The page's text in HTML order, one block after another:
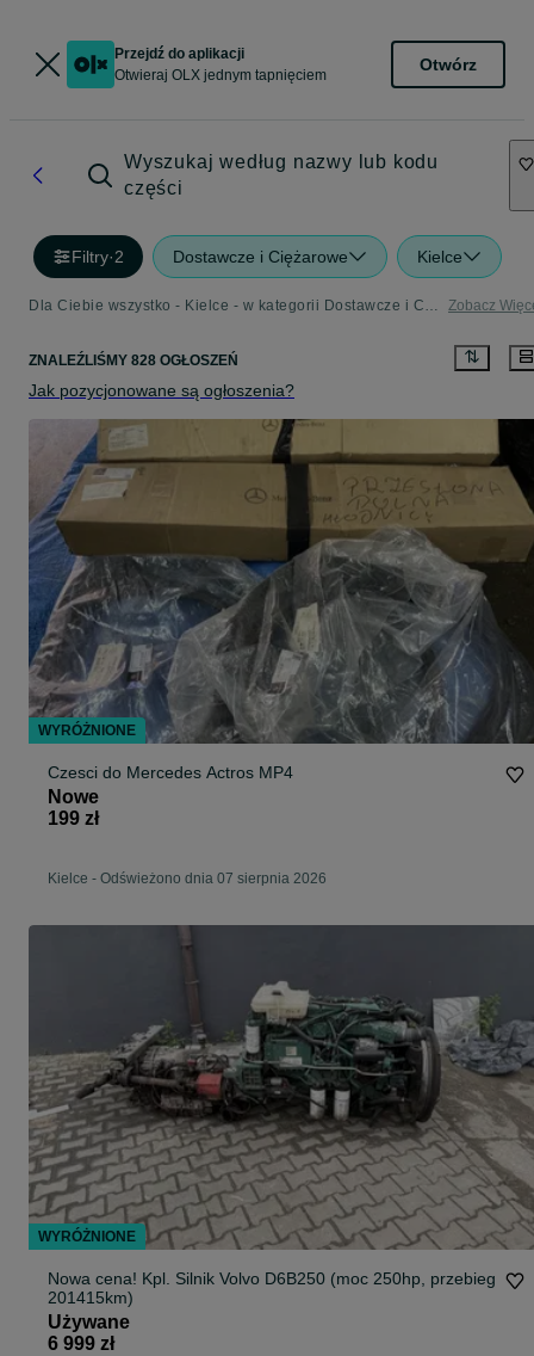
Przejdź do aplikacji
Otwieraj OLX jednym tapnięciem
Otwórz
Wyszukaj według nazwy lub kodu
części
Filtry·2 Dostawcze i Ciężarowe Kielce
Dla Ciebie wszystko - Kielce - w kategorii Dostawcze i Ciężarowe Zobacz
ZNALEŹLIŚMY 828 OGŁOSZEŃ
Jak pozycjonowane są ogłoszenia?
Czesci do Mercedes Actros MP4
Nowe
199 zł
Kielce - Odświeżono dnia 07 sierpnia 2026
Nowa cena! Kpl. Silnik Volvo D6B250 (moc 250hp, przebieg
201415km)
Używane
6 999 zł
WYRÓŻNIONE
WYRÓŻNIONE